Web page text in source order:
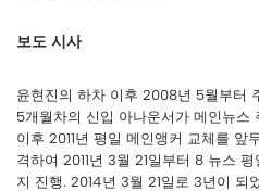
보도 시사
윤현진의 하차 이후 2008년 5월부터
5개월차의 신입 아나운서가 메인뉴스
이후 2011년 평일 메인앵커 교체를 앞
격하여 2011년 3월 21일부터 8 뉴스
지 진행. 2014년 3월 21일로 3년이 되